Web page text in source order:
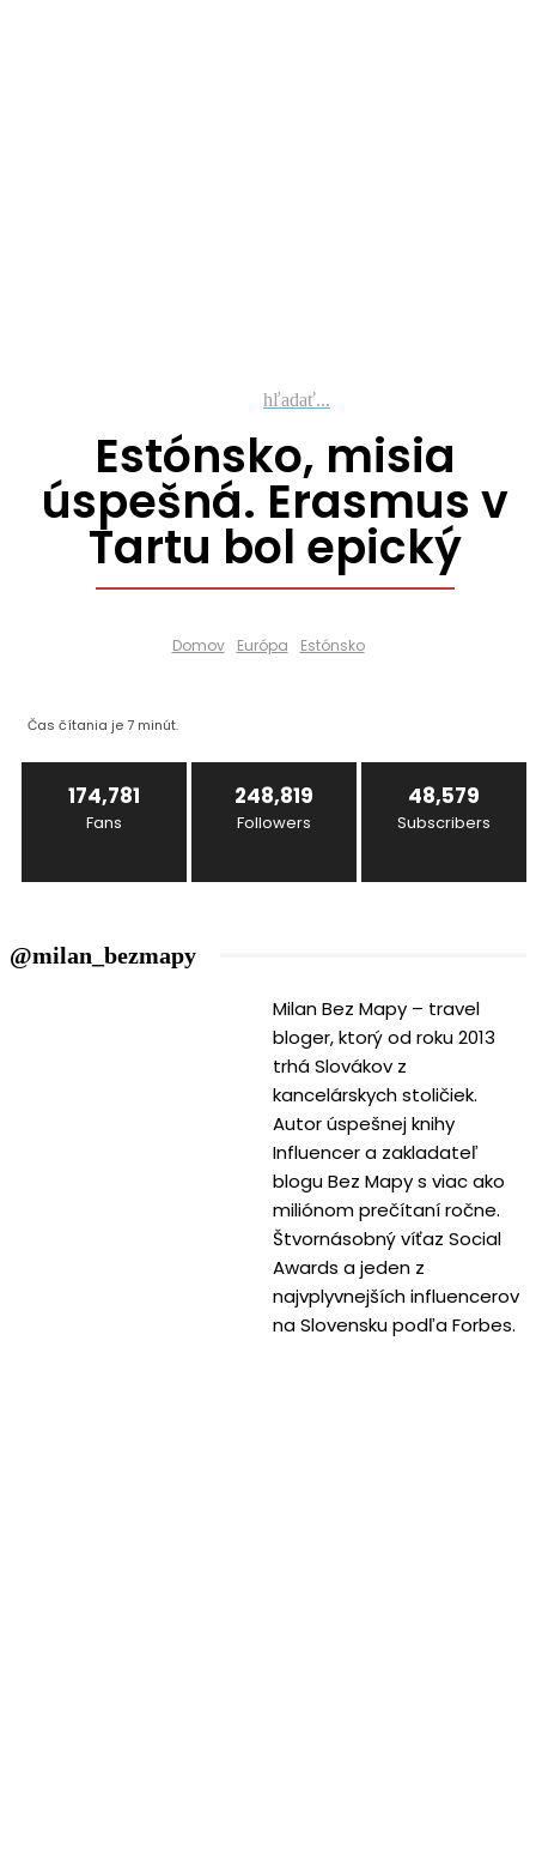
hľadať...
Estónsko, misia
úspešná. Erasmus v
Tartu bol epický
Domov Európa Estónsko
Čas čítania je7 minút.
174,781
Fans
248,819
Followers
48,579
Subscribers
@milan_bezmapy
Milan Bez Mapy – travel
bloger, ktorý od roku 2013
trhá Slovákov z
kancelárskych stoličiek.
Autor úspešnej knihy
Influencer a zakladateľ
blogu Bez Mapy s viac ako
miliónom prečítaní ročne.
Štvornásobný víťaz Social
Awards a jeden z
najvplyvnejších influencerov
na Slovensku podľa Forbes.